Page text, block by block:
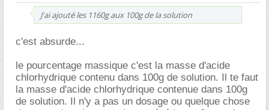
J'ai ajouté les 1160g aux 100g de la solution
c'est absurde...
le pourcentage massique c'est la masse d'acide
chlorhydrique contenu dans 100g de solution. Il te faut
la masse d'acide chlorhydrique contenue dans 100g
de solution. Il n'y a pas un dosage ou quelque chose